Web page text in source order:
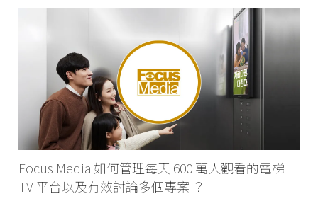
Focus Media 如何管理每天 600 萬人觀看的電梯
TV 平台以及有效討論多個專案 ？